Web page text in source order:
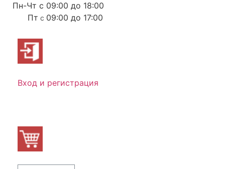
Пн-Чт с 09:00 до 18:00
Пт с 09:00 до 17:00
Вход и регистрация